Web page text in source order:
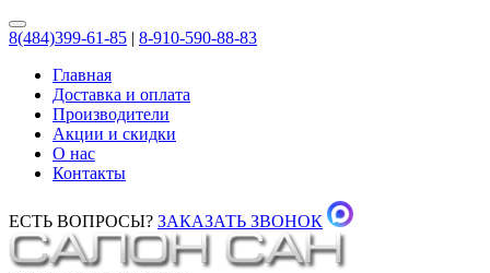
8(484)399-61-85 | 8-910-590-88-83
Главная
Доставка и оплата
Производители
Акции и скидки
О нас
Контакты
ЕСТЬ ВОПРОСЫ? ЗАКАЗАТЬ ЗВОНОК